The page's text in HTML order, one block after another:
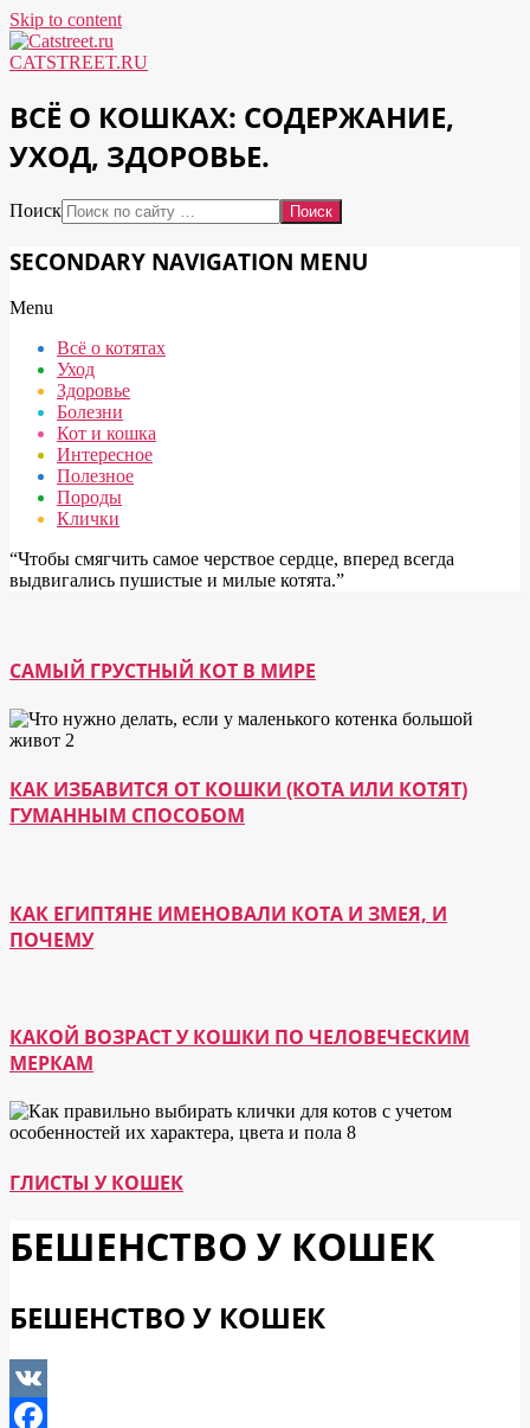
Skip to content
CATSTREET.RU
ВСЁ О КОШКАХ: СОДЕРЖАНИЕ,
УХОД, ЗДОРОВЬЕ.
Поиск
SECONDARY NAVIGATION MENU
Menu
Всё о котятах
Уход
Здоровье
Болезни
Кот и кошка
Интересное
Полезное
Породы
Клички
“Чтобы смягчить самое черствое сердце, вперед всегда
выдвигались пушистые и милые котята.”
САМЫЙ ГРУСТНЫЙ КОТ В МИРЕ
КАК ИЗБАВИТСЯ ОТ КОШКИ (КОТА ИЛИ КОТЯТ)
ГУМАННЫМ СПОСОБОМ
КАК ЕГИПТЯНЕ ИМЕНОВАЛИ КОТА И ЗМЕЯ, И
ПОЧЕМУ
КАКОЙ ВОЗРАСТ У КОШКИ ПО ЧЕЛОВЕЧЕСКИМ
МЕРКАМ
ГЛИСТЫ У КОШЕК
БЕШЕНСТВО У КОШЕК
БЕШЕНСТВО У КОШЕК
VK